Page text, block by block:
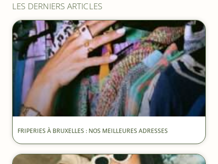
LES DERNIERS ARTICLES
FRIPERIES À BRUXELLES : NOS MEILLEURES ADRESSES